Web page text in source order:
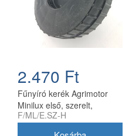
2.470 Ft
Fűnyíró kerék Agrimotor
Minilux első, szerelt,
hosszú, dísztárcsa nélkül,
F/ML/E.SZ-H